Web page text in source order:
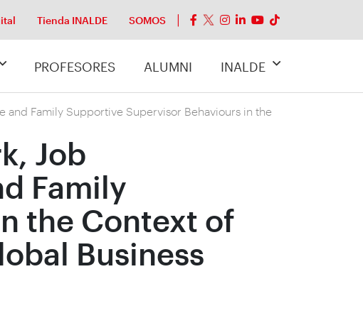
Tienda INALDE SOMOS
PROFESORES ALUMNI INALDE
and Family Supportive Supervisor Behaviours in the
Job
Family
the Context of
Business